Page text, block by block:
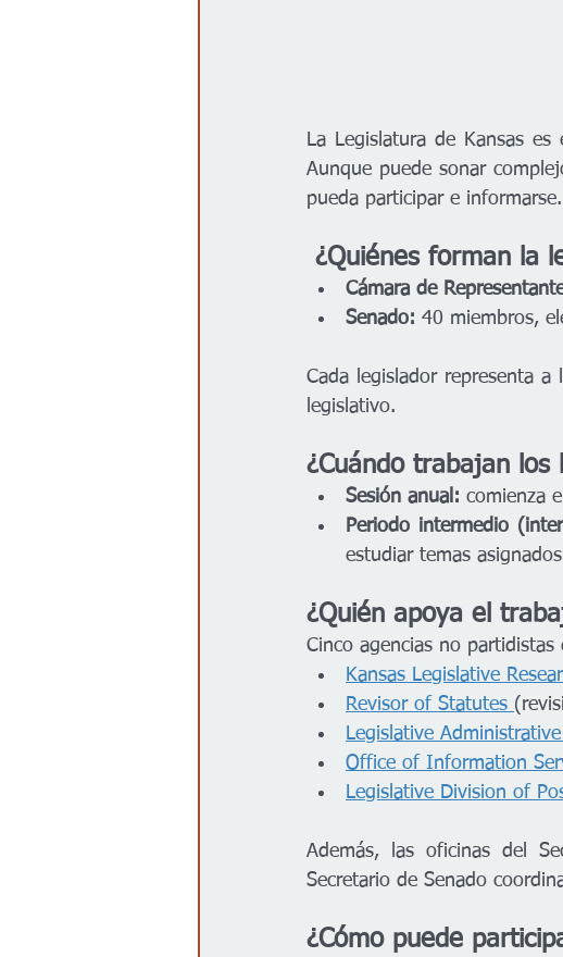
La Legislatura de Kansas
Aunque puede sonar
pueda participar e
¿Quiénes forman la
Cámara de
Senado: 40 miembros,
Cada legislador representa
legislativo.
¿Cuándo trabajan los
Sesión anual: comienza
Periodo intermedio
estudiar temas
¿Quién apoya el
Cinco agencias no
Kansas Legislative
Revisor of Statutes
Legislative
Office of Information
Legislative Division of
Además, las oficinas del
Secretario de Senado
¿Cómo puede